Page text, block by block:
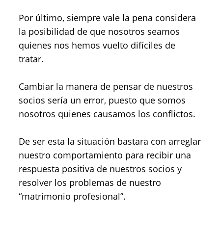
Por último, siempre vale la pena considera
la posibilidad de que nosotros seamos
quienes nos hemos vuelto difíciles de
tratar.
Cambiar la manera de pensar de nuestros
socios sería un error, puesto que somos
nosotros quienes causamos los conflictos.
De ser esta la situación bastara con arreglar
nuestro comportamiento para recibir una
respuesta positiva de nuestros socios y
resolver los problemas de nuestro
“matrimonio profesional”.